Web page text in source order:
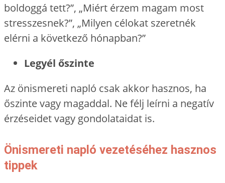
boldoggá tett?”, „Miért érzem magam most
stresszesnek?”, „Milyen célokat szeretnék
elérni a következő hónapban?”
Legyél őszinte
Az önismereti napló csak akkor hasznos, ha
őszinte vagy magaddal. Ne félj leírni a negatív
érzéseidet vagy gondolataidat is.
Önismereti napló vezetéséhez hasznos
tippek